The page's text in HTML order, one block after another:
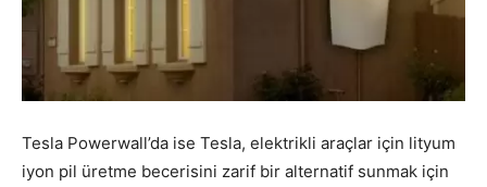
Tesla Powerwall’da ise Tesla, elektrikli araçlar için lityum
iyon pil üretme becerisini zarif bir alternatif sunmak için